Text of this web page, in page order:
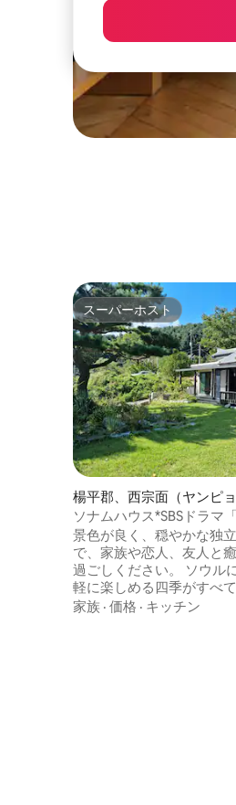
スーパーホスト
スーパーホスト
楊平郡、西宗面（ヤンピョ
ン、ソジョンミョン）の
ション
ソナムハウス*SBSドラマ
組「もう一度チェックタイ
きれいな一戸建ての田舎の
景色が良く、穏やかな独
で、家族や恋人、友人と
過ごしください。 ソウルに近いので、気
軽に楽しめる四季がすべ
す。 旅行の不便を解消す
ご宿泊いただけます。（
た場合、1人あたり10,000
家族 · 価格 · キッチン